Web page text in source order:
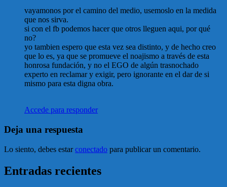
vayamonos por el camino del medio, usemoslo en la medida
que nos sirva.
si con el fb podemos hacer que otros lleguen aqui, por qué
no?
yo tambien espero que esta vez sea distinto, y de hecho creo
que lo es, ya que se promueve el noajismo a través de esta
honrosa fundación, y no el EGO de algún trasnochado
experto en reclamar y exigir, pero ignorante en el dar de si
mismo para esta digna obra.
Accede para responder
Deja una respuesta
Lo siento, debes estarconectado para publicar un comentario.
Entradas recientes